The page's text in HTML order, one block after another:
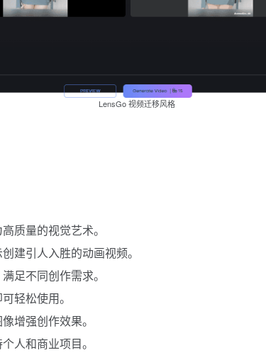
LensGo 视频迁移风格
质量的视觉艺术。
建引人入胜的动画视频。
足不同创作需求。
轻松使用。
增强创作效果。
人和商业项目。